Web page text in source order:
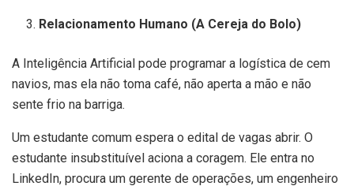
Relacionamento Humano (A Cereja do Bolo)
A Inteligência Artificial pode programar a logística de cem
navios, mas ela não toma café, não aperta a mão e não
sente frio na barriga.
Um estudante comum espera o edital de vagas abrir. O
estudante insubstituível aciona a coragem. Ele entra no
LinkedIn, procura um gerente de operações, um engenheiro